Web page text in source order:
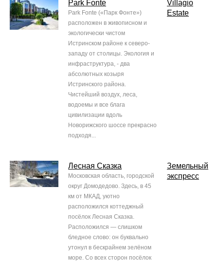
Park Fonte
Park Fonte («Парк Фонте»)
расположен в живописном и
экологически чистом
Истринском районе к северо-
западу от столицы. Экология и
инфраструктура, - два
абсолютных козыря
Истринского района.
Чистейший воздух, леса,
водоемы и все блага
цивилизации вдоль
Новорижского шоссе прекрасно
подходя...
Villagio
Estate
Лесная Сказка
Московская область, городской
округ Домодедово. Здесь, в 45
км от МКАД, уютно
расположился коттеджный
посёлок Лесная Сказка.
Расположился — слишком
бледное слово: он буквально
утонул в бескрайнем зелёном
море. Со всех сторон посёлок
Земельный
экспресс